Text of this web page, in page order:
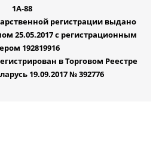
1А-88
регистрации выдано
25.05.2017 с регистрационным
192819916
в Торговом Реестре
19.09.2017 № 392776